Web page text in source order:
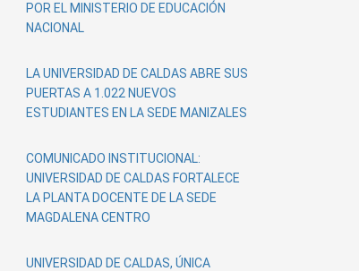
celularesPOR EL MINISTERIO DE EDUCACIÓN
NACIONAL
LA UNIVERSIDAD DE CALDAS ABRE SUS
PUERTAS A 1.022 NUEVOS
ESTUDIANTES EN LA SEDE MANIZALES
COMUNICADO INSTITUCIONAL:
UNIVERSIDAD DE CALDAS FORTALECE
LA PLANTA DOCENTE DE LA SEDE
MAGDALENA CENTRO
UNIVERSIDAD DE CALDAS, ÚNICA